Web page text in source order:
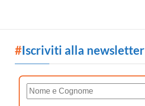
#Iscriviti alla newsletter